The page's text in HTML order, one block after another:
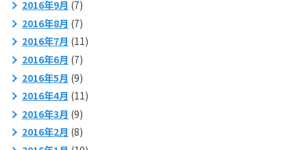
2016年9月 (7)
2016年8月 (7)
2016年7月 (11)
2016年6月 (7)
2016年5月 (9)
2016年4月 (11)
2016年3月 (9)
2016年2月 (8)